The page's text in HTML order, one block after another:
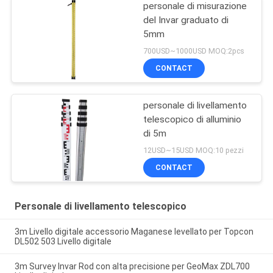
personale di misurazione
del Invar graduato di
5mm
700USD~1000USD MOQ:2pcs
CONTACT
personale di livellamento
telescopico di alluminio
di 5m
12USD~15USD MOQ:10 pezzi
CONTACT
Personale di livellamento telescopico
3m Livello digitale accessorio Maganese levellato per Topcon
DL502 503 Livello digitale
3m Survey Invar Rod con alta precisione per GeoMax ZDL700